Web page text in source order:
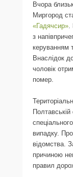
Вчора
Миргород
«Гадячсир».
з
керуванням
Внаслідок
чоловік
помер.
Полтавській
випадку.
відомства.
причиною
правил